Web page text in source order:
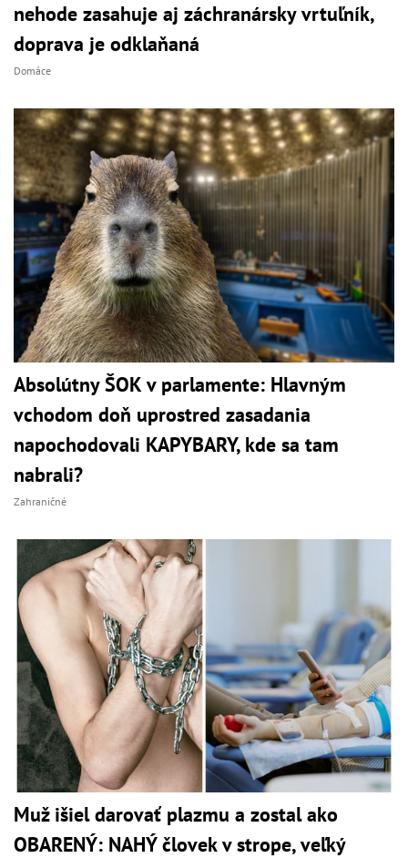
nehode zasahuje aj záchranársky vrtuľník,
doprava je odklaňaná
Domáce
Absolútny ŠOK v parlamente: Hlavným
vchodom doň uprostred zasadania
napochodovali KAPYBARY, kde sa tam
nabrali?
Zahraničné
Muž išiel darovať plazmu a zostal ako
OBARENÝ: NAHÝ človek v strope, veľký